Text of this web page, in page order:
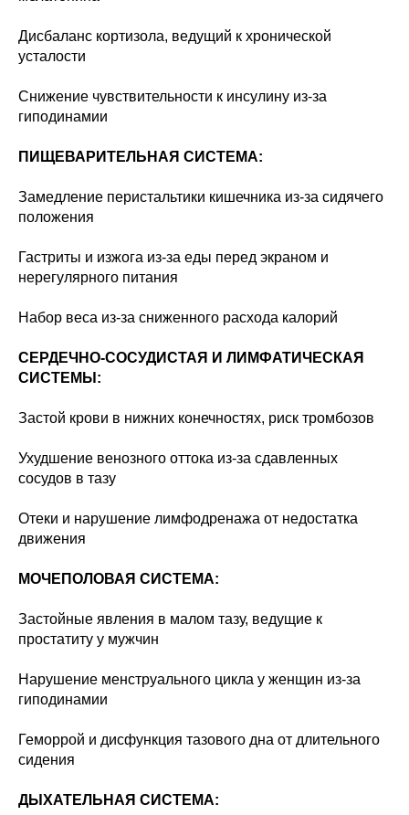
Дисбаланс кортизола, ведущий к хронической
усталости
Снижение чувствительности к инсулину из-за
гиподинамии
ПИЩЕВАРИТЕЛЬНАЯ СИСТЕМА:
Замедление перистальтики кишечника из-за сидячего
положения
Гастриты и изжога из-за еды перед экраном и
нерегулярного питания
Набор веса из-за сниженного расхода калорий
СЕРДЕЧНО-СОСУДИСТАЯ И ЛИМФАТИЧЕСКАЯ
СИСТЕМЫ:
Застой крови в нижних конечностях, риск тромбозов
Ухудшение венозного оттока из-за сдавленных
сосудов в тазу
Отеки и нарушение лимфодренажа от недостатка
движения
МОЧЕПОЛОВАЯ СИСТЕМА:
Застойные явления в малом тазу, ведущие к
простатиту у мужчин
Нарушение менструального цикла у женщин из-за
гиподинамии
Геморрой и дисфункция тазового дна от длительного
сидения
ДЫХАТЕЛЬНАЯ СИСТЕМА: